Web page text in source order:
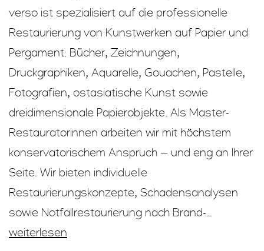
verso ist spezialisiert auf die professionelle
Restaurierung von Kunstwerken auf Papier und
Pergament: Bücher, Zeichnungen,
Druckgraphiken, Aquarelle, Gouachen, Pastelle,
Fotografien, ostasiatische Kunst sowie
dreidimensionale Papierobjekte. Als Master-
Restauratorinnen arbeiten wir mit höchstem
konservatorischem Anspruch — und eng an Ihrer
Seite. Wir bieten individuelle
Restaurierungskonzepte, Schadensanalysen
sowie Notfallrestaurierung nach Brand-…
weiterlesen